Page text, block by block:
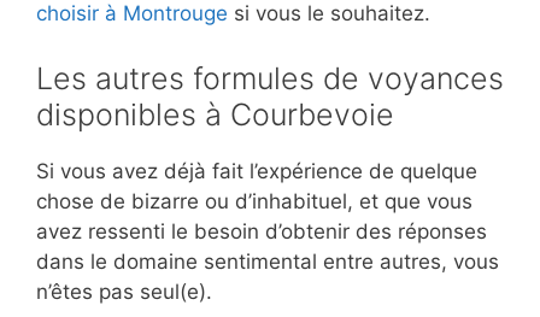
choisir à Montrouge si vous le souhaitez.
Les autres formules de voyances
disponibles à Courbevoie
Si vous avez déjà fait l’expérience de quelque
chose de bizarre ou d’inhabituel, et que vous
avez ressenti le besoin d’obtenir des réponses
dans le domaine sentimental entre autres, vous
n’êtes pas seul(e).